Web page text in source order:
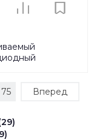
WH белый
75 Вперед